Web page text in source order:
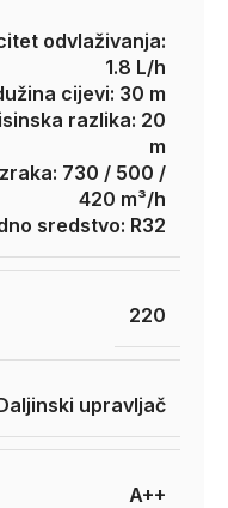
odvlaživanja:
1.8 L/h
cijevi: 30 m
razlika: 20
m
730 / 500 /
420 m³/h
sredstvo: R32
220
upravljač
A++